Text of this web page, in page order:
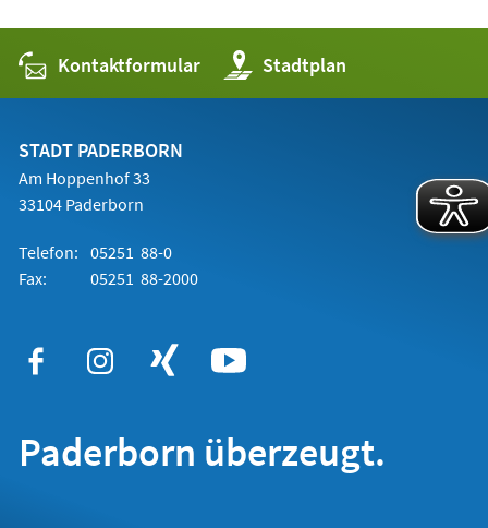
Kontaktformular Stadtplan
(Öffnet
in
einem
STADT PADERBORN
Am Hoppenhof 33
33104 Paderborn
Telefon: 05251 88-0
Fax:
05251 88-2000
Paderborn überzeugt.